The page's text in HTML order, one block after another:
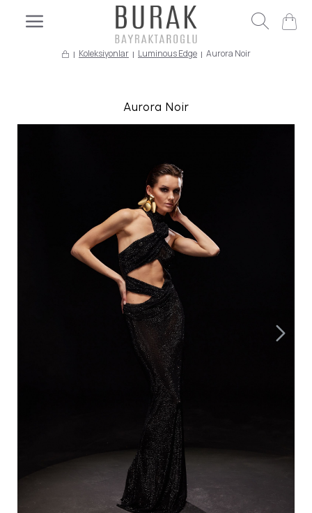
Koleksiyonlar Luminous Edge Aurora Noir
Aurora Noir